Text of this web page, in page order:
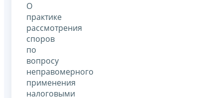
О
практике
рассмотрения
споров
по
вопросу
неправомерного
применения
налоговыми